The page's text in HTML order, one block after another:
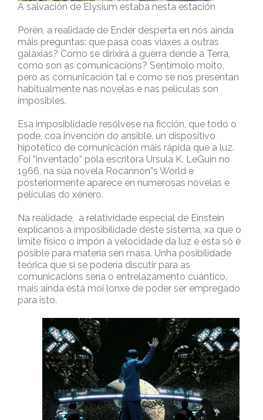
A salvación de Elysium estaba nesta estación
Porén, a realidade de Ender desperta en nós aínda
máis preguntas: que pasa coas viaxes a outras
galaxias? Como se dirixirá a guerra dende a Terra,
como son as comunicacións? Sentímolo moito,
pero as comunicación tal e como se nos presentan
habitualmente nas novelas e nas películas son
imposibles.
Esa imposiblidade resólvese na ficción, que todo o
pode, coa invención do ansible, un dispositivo
hipotético de comunicación máis rápida que a luz.
Foi “inventado” pola escritora Ursula K. LeGuin no
1966, na súa novela Rocannon”s World e
posteriormente aparece en numerosas novelas e
películas do xénero.
Na realidade, a relatividade especial de Einstein
explícanos a imposibilidade deste sistema, xa que o
límite físico o impón a velocidade da luz e esta só é
posible para materia sen masa. Unha posibilidade
teórica que si se podería discutir para as
comunicacións sería o entrelazamento cuántico,
mais aínda está moi lonxe de poder ser empregado
para isto.